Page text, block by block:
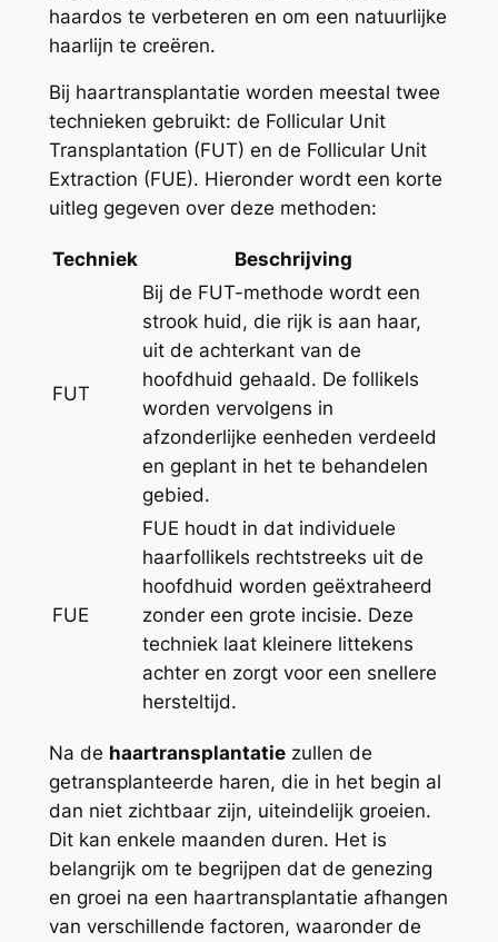
haardos te verbeteren en om een natuurlijke
haarlijn te creëren.
Bij haartransplantatie worden meestal twee
technieken gebruikt: de Follicular Unit
Transplantation (FUT) en de Follicular Unit
Extraction (FUE). Hieronder wordt een korte
uitleg gegeven over deze methoden:
Techniek Beschrijving
FUT
Bij de FUT-methode wordt een
strook huid, die rijk is aan haar,
uit de achterkant van de
hoofdhuid gehaald. De follikels
worden vervolgens in
afzonderlijke eenheden verdeeld
en geplant in het te behandelen
gebied.
FUE
FUE houdt in dat individuele
haarfollikels rechtstreeks uit de
hoofdhuid worden geëxtraheerd
zonder een grote incisie. Deze
techniek laat kleinere littekens
achter en zorgt voor een snellere
hersteltijd.
Na de haartransplantatiezullen de
getransplanteerde haren, die in het begin al
dan niet zichtbaar zijn, uiteindelijk groeien.
Dit kan enkele maanden duren. Het is
belangrijk om te begrijpen dat de genezing
en groei na een haartransplantatie afhangen
van verschillende factoren, waaronder de